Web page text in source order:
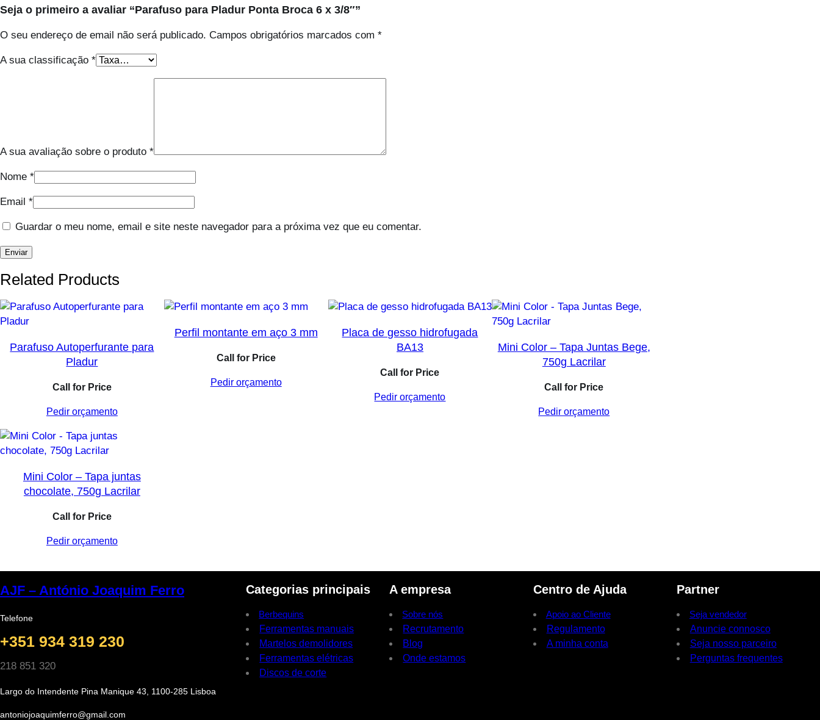
Seja o primeiro a avaliar “Parafuso para Pladur Ponta Broca 6 x 3/8″”
O seu endereço de email não será publicado. Campos obrigatórios marcados com *
A sua classificação *
A sua avaliação sobre o produto *
Nome *
Email *
Guardar o meu nome, email e site neste navegador para a próxima vez que eu comentar.
Related Products
Parafuso Autoperfurante para
Pladur
Call for Price
Pedir orçamento
Perfil montante em aço 3 mm
Call for Price
Pedir orçamento
Placa de gesso hidrofugada
BA13
Call for Price
Pedir orçamento
Mini Color – Tapa Juntas Bege,
750g Lacrilar
Call for Price
Pedir orçamento
Mini Color – Tapa juntas
chocolate, 750g Lacrilar
Call for Price
Pedir orçamento
AJF – António Joaquim Ferro
Telefone
+351 934 319 230
218 851 320
Largo do Intendente Pina Manique 43, 1100-285 Lisboa
antoniojoaquimferro@gmail.com
Categorias principais
Berbequins
Ferramentas manuais
Martelos demolidores
Ferramentas elétricas
Discos de corte
A empresa
Sobre nós
Recrutamento
Blog
Onde estamos
Centro de Ajuda
Apoio ao Cliente
Regulamento
A minha conta
Partner
Seja vendedor
Anuncie connosco
Seja nosso parceiro
Perguntas frequentes